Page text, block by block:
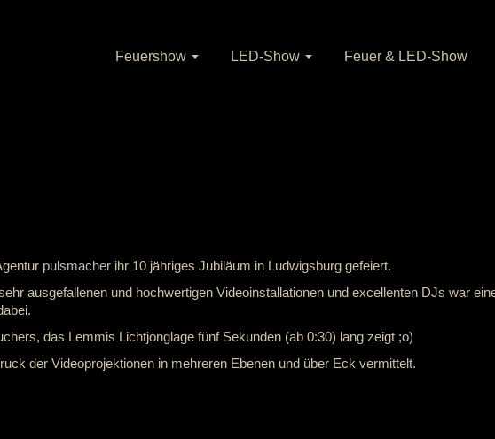
Feuershow LED-Show Feuer & LED-Show
pulsmacher ihr 10 jähriges Jubiläum in Ludwigsburg gefeiert.
ausgefallenen und hochwertigen Videoinstallationen und excellenten DJs war
das Lemmis Lichtjonglage fünf Sekunden (ab 0:30) lang zeigt ;o)
der Videoprojektionen in mehreren Ebenen und über Eck vermittelt.